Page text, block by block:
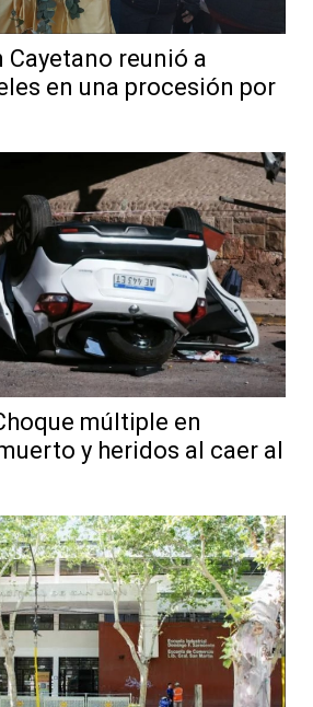
Cayetano reunió a
en una procesión por
múltiple en
y heridos al caer al